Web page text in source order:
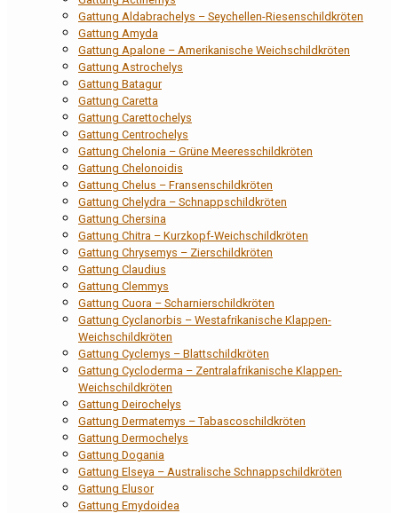
Gattung Aldabrachelys – Seychellen-Riesenschildkröten
Gattung Amyda
Gattung Apalone – Amerikanische Weichschildkröten
Gattung Astrochelys
Gattung Batagur
Gattung Caretta
Gattung Carettochelys
Gattung Centrochelys
Gattung Chelonia – Grüne Meeresschildkröten
Gattung Chelonoidis
Gattung Chelus – Fransenschildkröten
Gattung Chelydra – Schnappschildkröten
Gattung Chersina
Gattung Chitra – Kurzkopf-Weichschildkröten
Gattung Chrysemys – Zierschildkröten
Gattung Claudius
Gattung Clemmys
Gattung Cuora – Scharnierschildkröten
Gattung Cyclanorbis – Westafrikanische Klappen-
Weichschildkröten
Gattung Cyclemys – Blattschildkröten
Gattung Cycloderma – Zentralafrikanische Klappen-
Weichschildkröten
Gattung Deirochelys
Gattung Dermatemys – Tabascoschildkröten
Gattung Dermochelys
Gattung Dogania
Gattung Elseya – Australische Schnappschildkröten
Gattung Elusor
Gattung Emydoidea